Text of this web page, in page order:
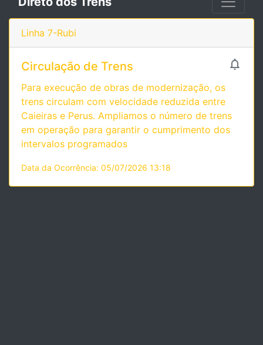
Linha 7-Rubi

Circulação de Trens
Para execução de obras de modernização, os
trens circulam com velocidade reduzida entre
Caieiras e Perus. Ampliamos o número de trens
em operação para garantir o cumprimento dos
intervalos programados
Data da Ocorrência: 05/07/2026 13:18